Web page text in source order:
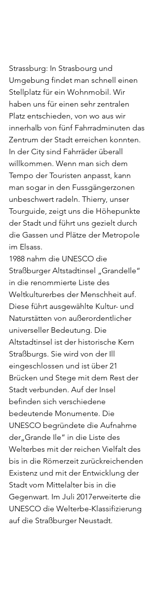
Strassburg: In Strasbourg und
Umgebung findet man schnell einen
Stellplatz für ein Wohnmobil. Wir
haben uns für einen sehr zentralen
Platz entschieden, von wo aus wir
innerhalb von fünf Fahrradminuten das
Zentrum der Stadt erreichen konnten.
In der City sind Fahrräder überall
willkommen. Wenn man sich dem
Tempo der Touristen anpasst, kann
man sogar in den Fussgängerzonen
unbeschwert radeln. Thierry, unser
Tourguide, zeigt uns die Höhepunkte
der Stadt und führt uns gezielt durch
die Gassen und Plätze der Metropole
im Elsass.
1988 nahm die UNESCO die
Straßburger Altstadtinsel „GrandeIle“
in die renommierte Liste des
Weltkulturerbes der Menschheit auf.
Diese führt ausgewählte Kultur- und
Naturstätten von außerordentlicher
universeller Bedeutung. Die
Altstadtinsel ist der historische Kern
Straßburgs. Sie wird von der Ill
eingeschlossen und ist über 21
Brücken und Stege mit dem Rest der
Stadt verbunden. Auf der Insel
befinden sich verschiedene
bedeutende Monumente. Die
UNESCO begründete die Aufnahme
der„Grande Ile“ in die Liste des
Welterbes mit der reichen Vielfalt des
bis in die Römerzeit zurückreichenden
Existenz und mit der Entwicklung der
Stadt vom Mittelalter bis in die
Gegenwart. Im Juli 2017erweiterte die
UNESCO die Welterbe-Klassifizierung
auf die Straßburger Neustadt.